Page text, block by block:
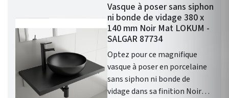
Vasque à poser sans siphon
ni bonde de vidage 380 x
140 mm Noir Mat LOKUM -
SALGAR 87734
Optez pour ce magnifique
vasque à poser en porcelaine
sans siphon ni bonde de
vidage dans sa finition Noir